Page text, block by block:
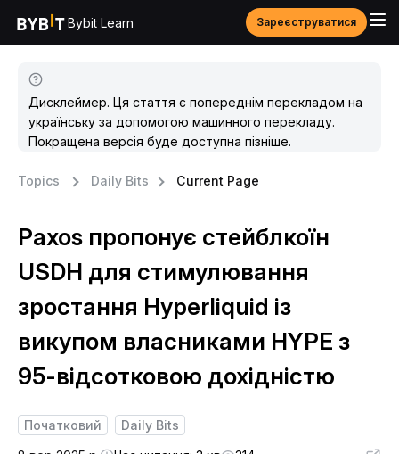
Bybit Learn Зареєструватися
Дисклеймер. Ця стаття є попереднім перекладом на
українську за допомогою машинного перекладу.
Покращена версія буде доступна пізніше.
Topics Daily Bits Current Page
Paxos пропонує стейблкоїн
USDH для стимулювання
зростання Hyperliquid із
викупом власниками HYPE з
95-відсотковою дохідністю
Початковий
Daily Bits